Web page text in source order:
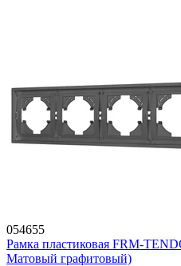
054655
Рамка пластиковая FRM-
Матовый графитовый)